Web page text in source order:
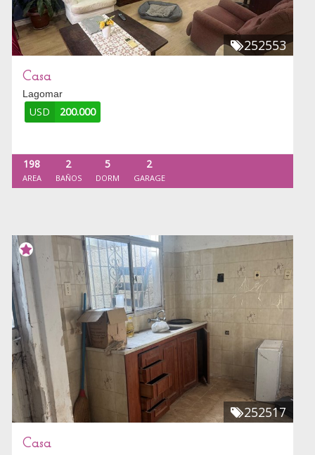
252553
Casa
Lagomar
USD 200.000
198
AREA
2
BAÑOS
5
DORM
2
GARAGE
252517
Casa